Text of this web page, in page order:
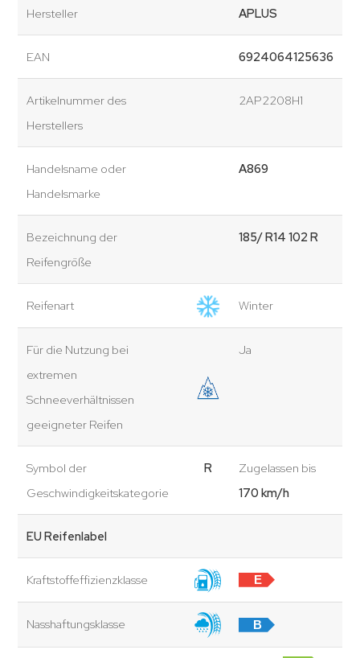
Hersteller APLUS
EAN 6924064125636
Artikelnummer des
Herstellers
2AP2208H1
Handelsname oder
Handelsmarke
A869
Bezeichnung der
Reifengröße
185/ R14 102 R
Reifenart Winter
Für die Nutzung bei
extremen
Schneeverhältnissen
geeigneter Reifen
Ja
Symbol der
Geschwindigkeitskategorie
R
Zugelassen bis
170 km/h
EU Reifenlabel
Kraftstoffeffizienzklasse E
Nasshaftungsklasse B